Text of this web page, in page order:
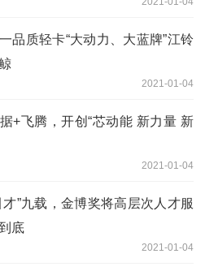
品质轻卡“大动力、大蓝牌”江铃
2021-01-04
+飞腾，开创“芯动能 新力量 新
2021-01-04
才”九载，金博奖将高层次人才服
底
2021-01-04